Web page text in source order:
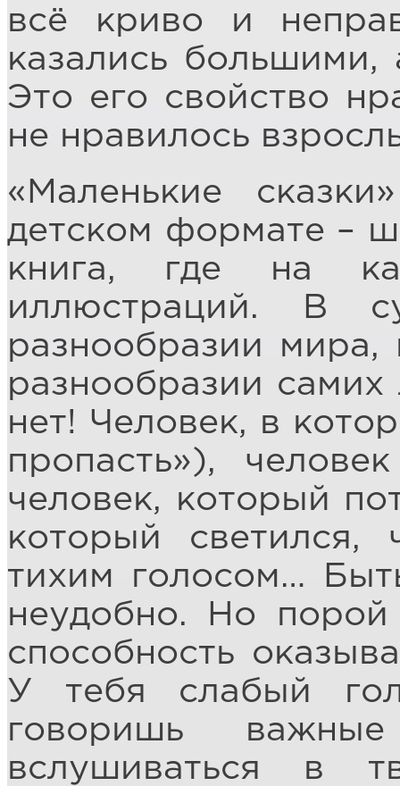
всё криво и
казались
Это его свойство
не нравилось
«Маленькие
детском формате –
книга, где на
иллюстраций. В
разнообразии
разнообразии самих
нет! Человек, в
пропасть»),
человек, который
который светился,
тихим голосом…
неудобно. Но порой
способность
У тебя слабый
говоришь
вслушиваться в